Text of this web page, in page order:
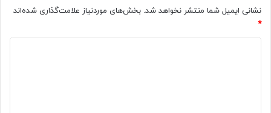
نشانی ایمیل شما منتشر نخواهد شد. بخش‌های موردنیاز علامت‌گذاری شده‌اند
*